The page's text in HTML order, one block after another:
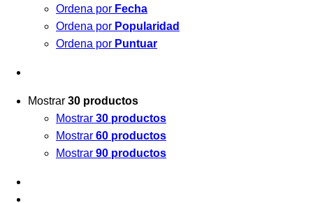
Ordena por Fecha
Ordena por Popularidad
Ordena por Puntuar
Mostrar 30 productos
Mostrar 30 productos
Mostrar 60 productos
Mostrar 90 productos